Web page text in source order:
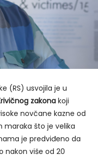
(RS) usvojila je u
zakonakoji
novčane kazne od
maraka što je velika
je predviđeno da
nakon više od 20